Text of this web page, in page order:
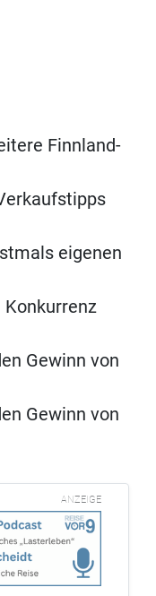
Finnland-
eigenen
Gewinn von
Gewinn von
ANZEIGE